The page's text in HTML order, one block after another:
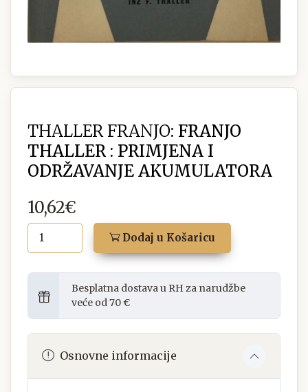
THALLER FRANJO: FRANJO
THALLER : PRIMJENA I
ODRŽAVANJE AKUMULATORA
10,62€
Dodaj u Košaricu
Besplatna dostava u RH za narudžbe
veće od 70 €
Osnovne informacije